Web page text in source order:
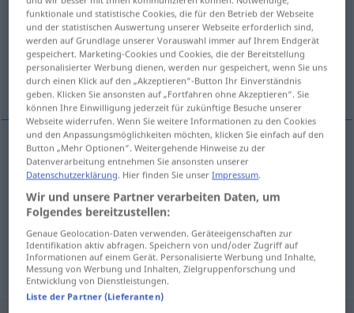
Übersicht aller Übersetzungen
(Für mehr Details die Übersetzung anklicken/antippen)
Bass, Bassstimme Basssänger
Bassm bas
Bassstimmef bas
Bass(sänger)m bas <-ové>
funktionale und statistische Cookies, die für den Betrieb der Webseite
und der statistischen Auswertung unserer Webseite erforderlich sind,
werden auf Grundlage unserer Vorauswahl immer auf Ihrem Endgerät
gespeichert. Marketing-Cookies und Cookies, die der Bereitstellung
personalisierter Werbung dienen, werden nur gespeichert, wenn Sie uns
durch einen Klick auf den „Akzeptieren“-Button Ihr Einverständnis
geben. Klicken Sie ansonsten auf „Fortfahren ohne Akzeptieren“. Sie
können Ihre Einwilligung jederzeit für zukünftige Besuche unserer
Webseite widerrufen. Wenn Sie weitere Informationen zu den Cookies
und den Anpassungsmöglichkeiten möchten, klicken Sie einfach auf den
Button „Mehr Optionen“. Weitergehende Hinweise zu der
Datenverarbeitung entnehmen Sie ansonsten unserer
Datenschutzerklärung. Hier finden Sie unserImpressum.
Wir und unsere Partner verarbeiten Daten, um
Folgendes bereitzustellen:
Genaue Geolocation-Daten verwenden. Geräteeigenschaften zur
Identifikation aktiv abfragen. Speichern von und/oder Zugriff auf
Informationen auf einem Gerät. Personalisierte Werbung und Inhalte,
Messung von Werbung und Inhalten, Zielgruppenforschung und
Entwicklung von Dienstleistungen.
Liste der Partner (Lieferanten)